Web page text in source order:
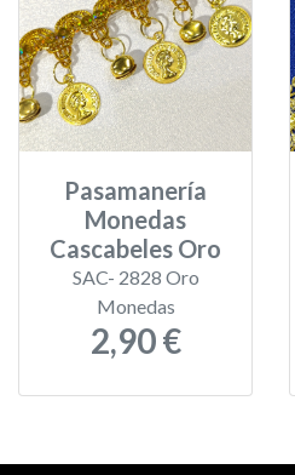
Pasamanería
Monedas
Cascabeles Oro
SAC- 2828 Oro
Monedas
2,90 €